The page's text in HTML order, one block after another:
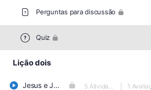
Perguntas para discussão
Quiz
Lição dois
Jesus e João: Dois nascimentos milagrosos